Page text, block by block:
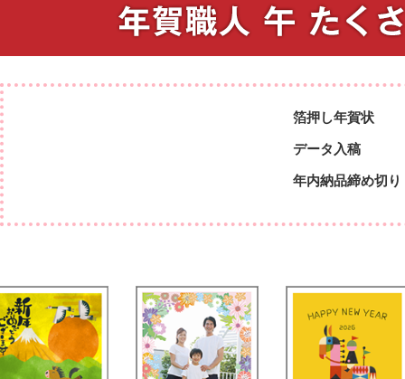
箔押し年賀状
データ入稿
年内納品締め切り